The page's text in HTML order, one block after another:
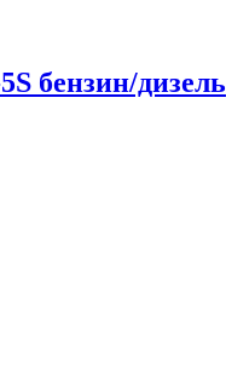
бензин/дизель